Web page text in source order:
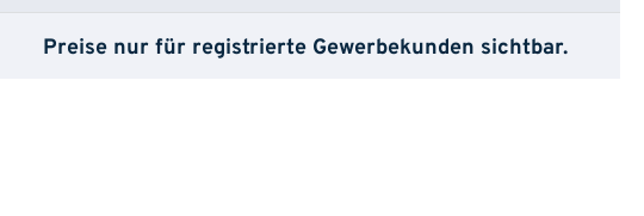
Preise nur für registrierte Gewerbekunden sichtbar.